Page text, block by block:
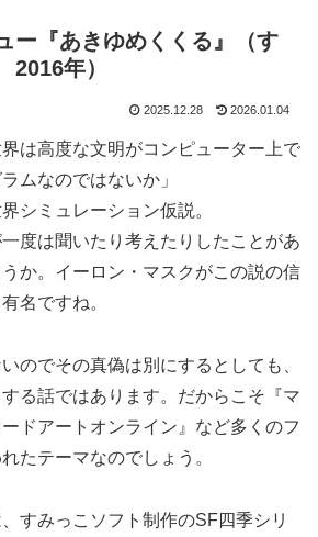
ー『あきゆめくくる』（す
年）
2025.12.28 2026.01.04
界は高度な文明がコンピューター上で
ムなのではないか」
シミュレーション仮説。
度は聞いたり考えたりしたことがあ
か。イーロン・マスクがこの説の信
名ですね。
のでその真偽は別にするとしても、
る話ではあります。だからこそ『マ
ドアートオンライン』など多くのフ
たテーマなのでしょう。
すみっこソフト制作のSF四季シリ